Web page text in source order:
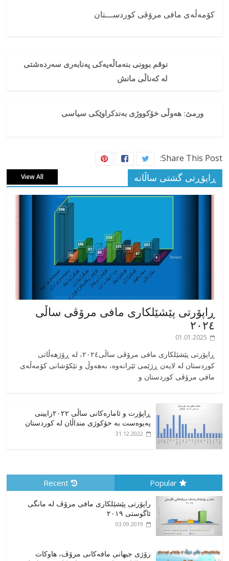
کۆمەڵەی مافی مرۆڤی کوردســـتان
نوقم بوونی بنەماڵەیەکی پەنابەری سەردەشتی
له کەناڵی مانش
ورمێ: هەوڵی خۆکووژی بەندکراوێکی سیاسی
Share This Post:
ڕاپۆڕتی گشتی ساڵانه View All
ڕاپۆرتی پێشێلکاری مافی مرۆڤی ساڵی
٢٠٢٤
01.01.2025
‎ڕاپۆرتی پێشێلکاری مافی مرۆڤی ساڵی٢٠٢٤، له ڕۆژهەڵاتی
کوردستان له لایەن ڕژێمی ئێرانەوە، بە‎هەوڵ و تێکۆشانی کۆمەڵەی
مافی مرۆڤی کوردستان و
ڕاپۆرت و ئامارەکانی ساڵی ٢٠٢٢زایینی
پەیوەست بە خۆکوژی منداڵان لە کوردستان
31.12.2022
Popular
Recent
راپۆرتی پێشێلكاری مافی مرۆڤ له‌ مانگی
ئاگوستی ٢٠١٩
03.09.2019
رۆژی جیهانی مافەکانی مرۆڤ، هاوکات